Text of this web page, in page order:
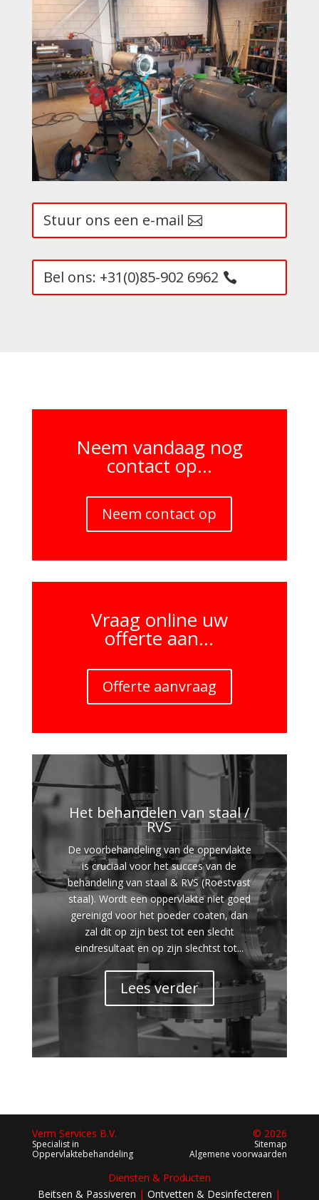
Stuur ons een e-mail
Bel ons: +31(0)85-902 6962
Neem vandaag nog
contact op...
Neem contact op
Vraag online uw
offerte aan...
Offerte aanvraag
Het behandelen van staal /
RVS
De voorbehandeling van de oppervlakte
is cruciaal voor het succes van de
behandeling van staal & RVS (Roestvast
staal). Wordt een oppervlakte niet goed
gereinigd voor het poeder coaten, dan
zal dit op zijn best tot een slecht
eindresultaat en op zijn slechtst tot...
Lees verder
Verm Services B.V.
Specialist in
Oppervlaktebehandeling
© 2026
Sitemap
Algemene voorwaarden
Diensten & Producten
Beitsen & Passiveren |Ontvetten & Desinfecteren |